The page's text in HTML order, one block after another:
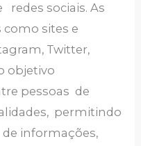
redes sociais. As
como sites e
Twitter,
objetivo
pessoas de
permitindo
informações,